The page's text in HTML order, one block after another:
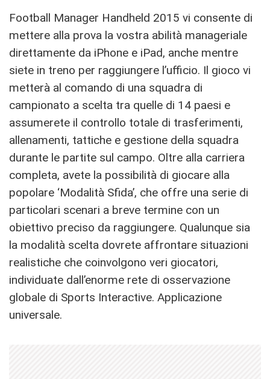
Football Manager Handheld 2015 vi consente di
mettere alla prova la vostra abilità manageriale
direttamente da iPhone e iPad, anche mentre
siete in treno per raggiungere l’ufficio. Il gioco vi
metterà al comando di una squadra di
campionato a scelta tra quelle di 14 paesi e
assumerete il controllo totale di trasferimenti,
allenamenti, tattiche e gestione della squadra
durante le partite sul campo. Oltre alla carriera
completa, avete la possibilità di giocare alla
popolare ‘Modalità Sfida’, che offre una serie di
particolari scenari a breve termine con un
obiettivo preciso da raggiungere. Qualunque sia
la modalità scelta dovrete affrontare situazioni
realistiche che coinvolgono veri giocatori,
individuate dall’enorme rete di osservazione
globale di Sports Interactive. Applicazione
universale.